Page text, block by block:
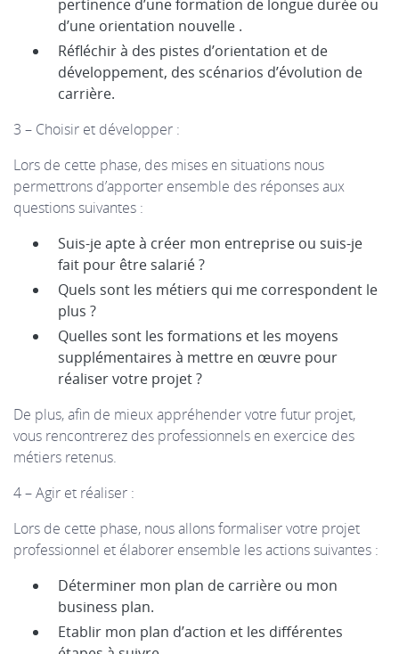
pertinence d’une formation de longue durée ou
d’une orientation nouvelle .
Réfléchir à des pistes d’orientation et de
développement, des scénarios d’évolution de
carrière.
3 – Choisir et développer :
Lors de cette phase, des mises en situations nous
permettrons d’apporter ensemble des réponses aux
questions suivantes :
Suis-je apte à créer mon entreprise ou suis-je
fait pour être salarié ?
Quels sont les métiers qui me correspondent le
plus ?
Quelles sont les formations et les moyens
supplémentaires à mettre en œuvre pour
réaliser votre projet ?
De plus, afin de mieux appréhender votre futur projet,
vous rencontrerez des professionnels en exercice des
métiers retenus.
4 – Agir et réaliser :
Lors de cette phase, nous allons formaliser votre projet
professionnel et élaborer ensemble les actions suivantes :
Déterminer mon plan de carrière ou mon
business plan.
Etablir mon plan d’action et les différentes